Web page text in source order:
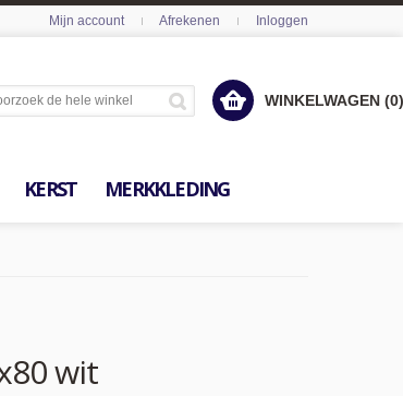
Mijn account Afrekenen Inloggen
WINKELWAGEN (0)
KERST MERKKLEDING
wit